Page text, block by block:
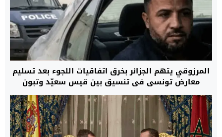
المرزوقي يتهم الجزائر بخرق اتفاقيات اللجوء بعد تسليم
معارض تونسي في تنسيق بين قيس سعيّد وتبون